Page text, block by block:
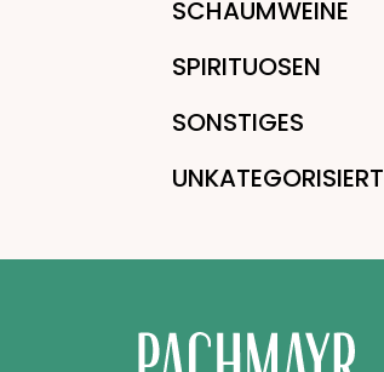
SCHAUMWEINE
SPIRITUOSEN
SONSTIGES
UNKATEGORISIERT